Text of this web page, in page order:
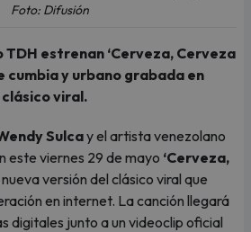
Foto: Difusión
TDH estrenan ‘Cerveza, Cerveza
cumbia y urbano grabada en
clásico viral.
Sulcay el artista venezolano
este viernes 29 de mayo ‘Cerveza,
versión del clásico viral que
en internet. La canción llegará
digitales junto a un videoclip oficial